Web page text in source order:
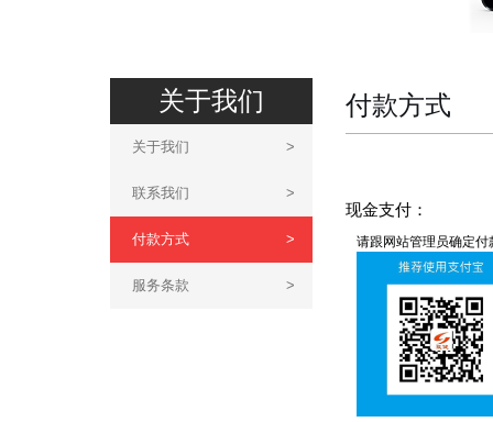
关于我们
关于我们 >
联系我们 >
付款方式 >
服务条款 >
付款方式
现金支付：
请跟网站管理员确定付